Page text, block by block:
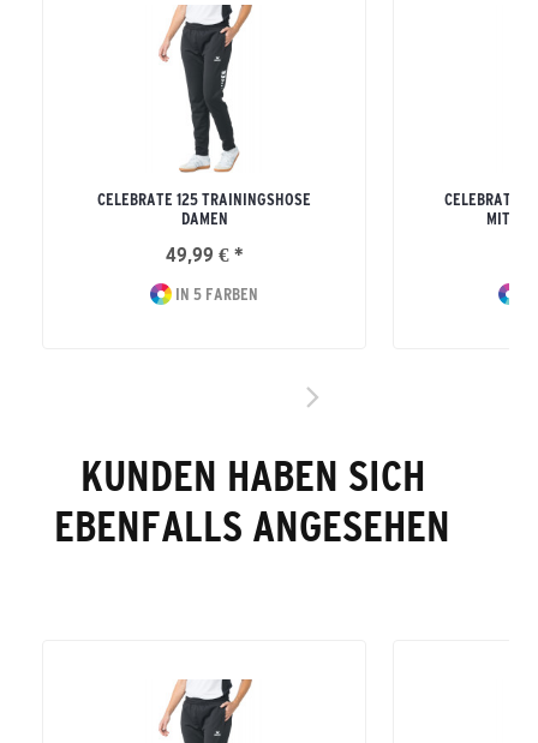
CELEBRATE 125 TRAININGSHOSE
DAMEN
49,99 € *
IN 5 FARBEN
CELEBRATE
MIT
KUNDEN HABEN SICH
EBENFALLS ANGESEHEN